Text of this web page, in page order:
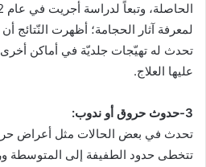
تحدث له تهيّجات جلديّة في أماكن
عليها العلاج.
3-حدوث حروق أو ندوب:
تحدث في بعض الحالات مثل أعراض
تتخطى حدود الطفيفة إلى المتوسطة